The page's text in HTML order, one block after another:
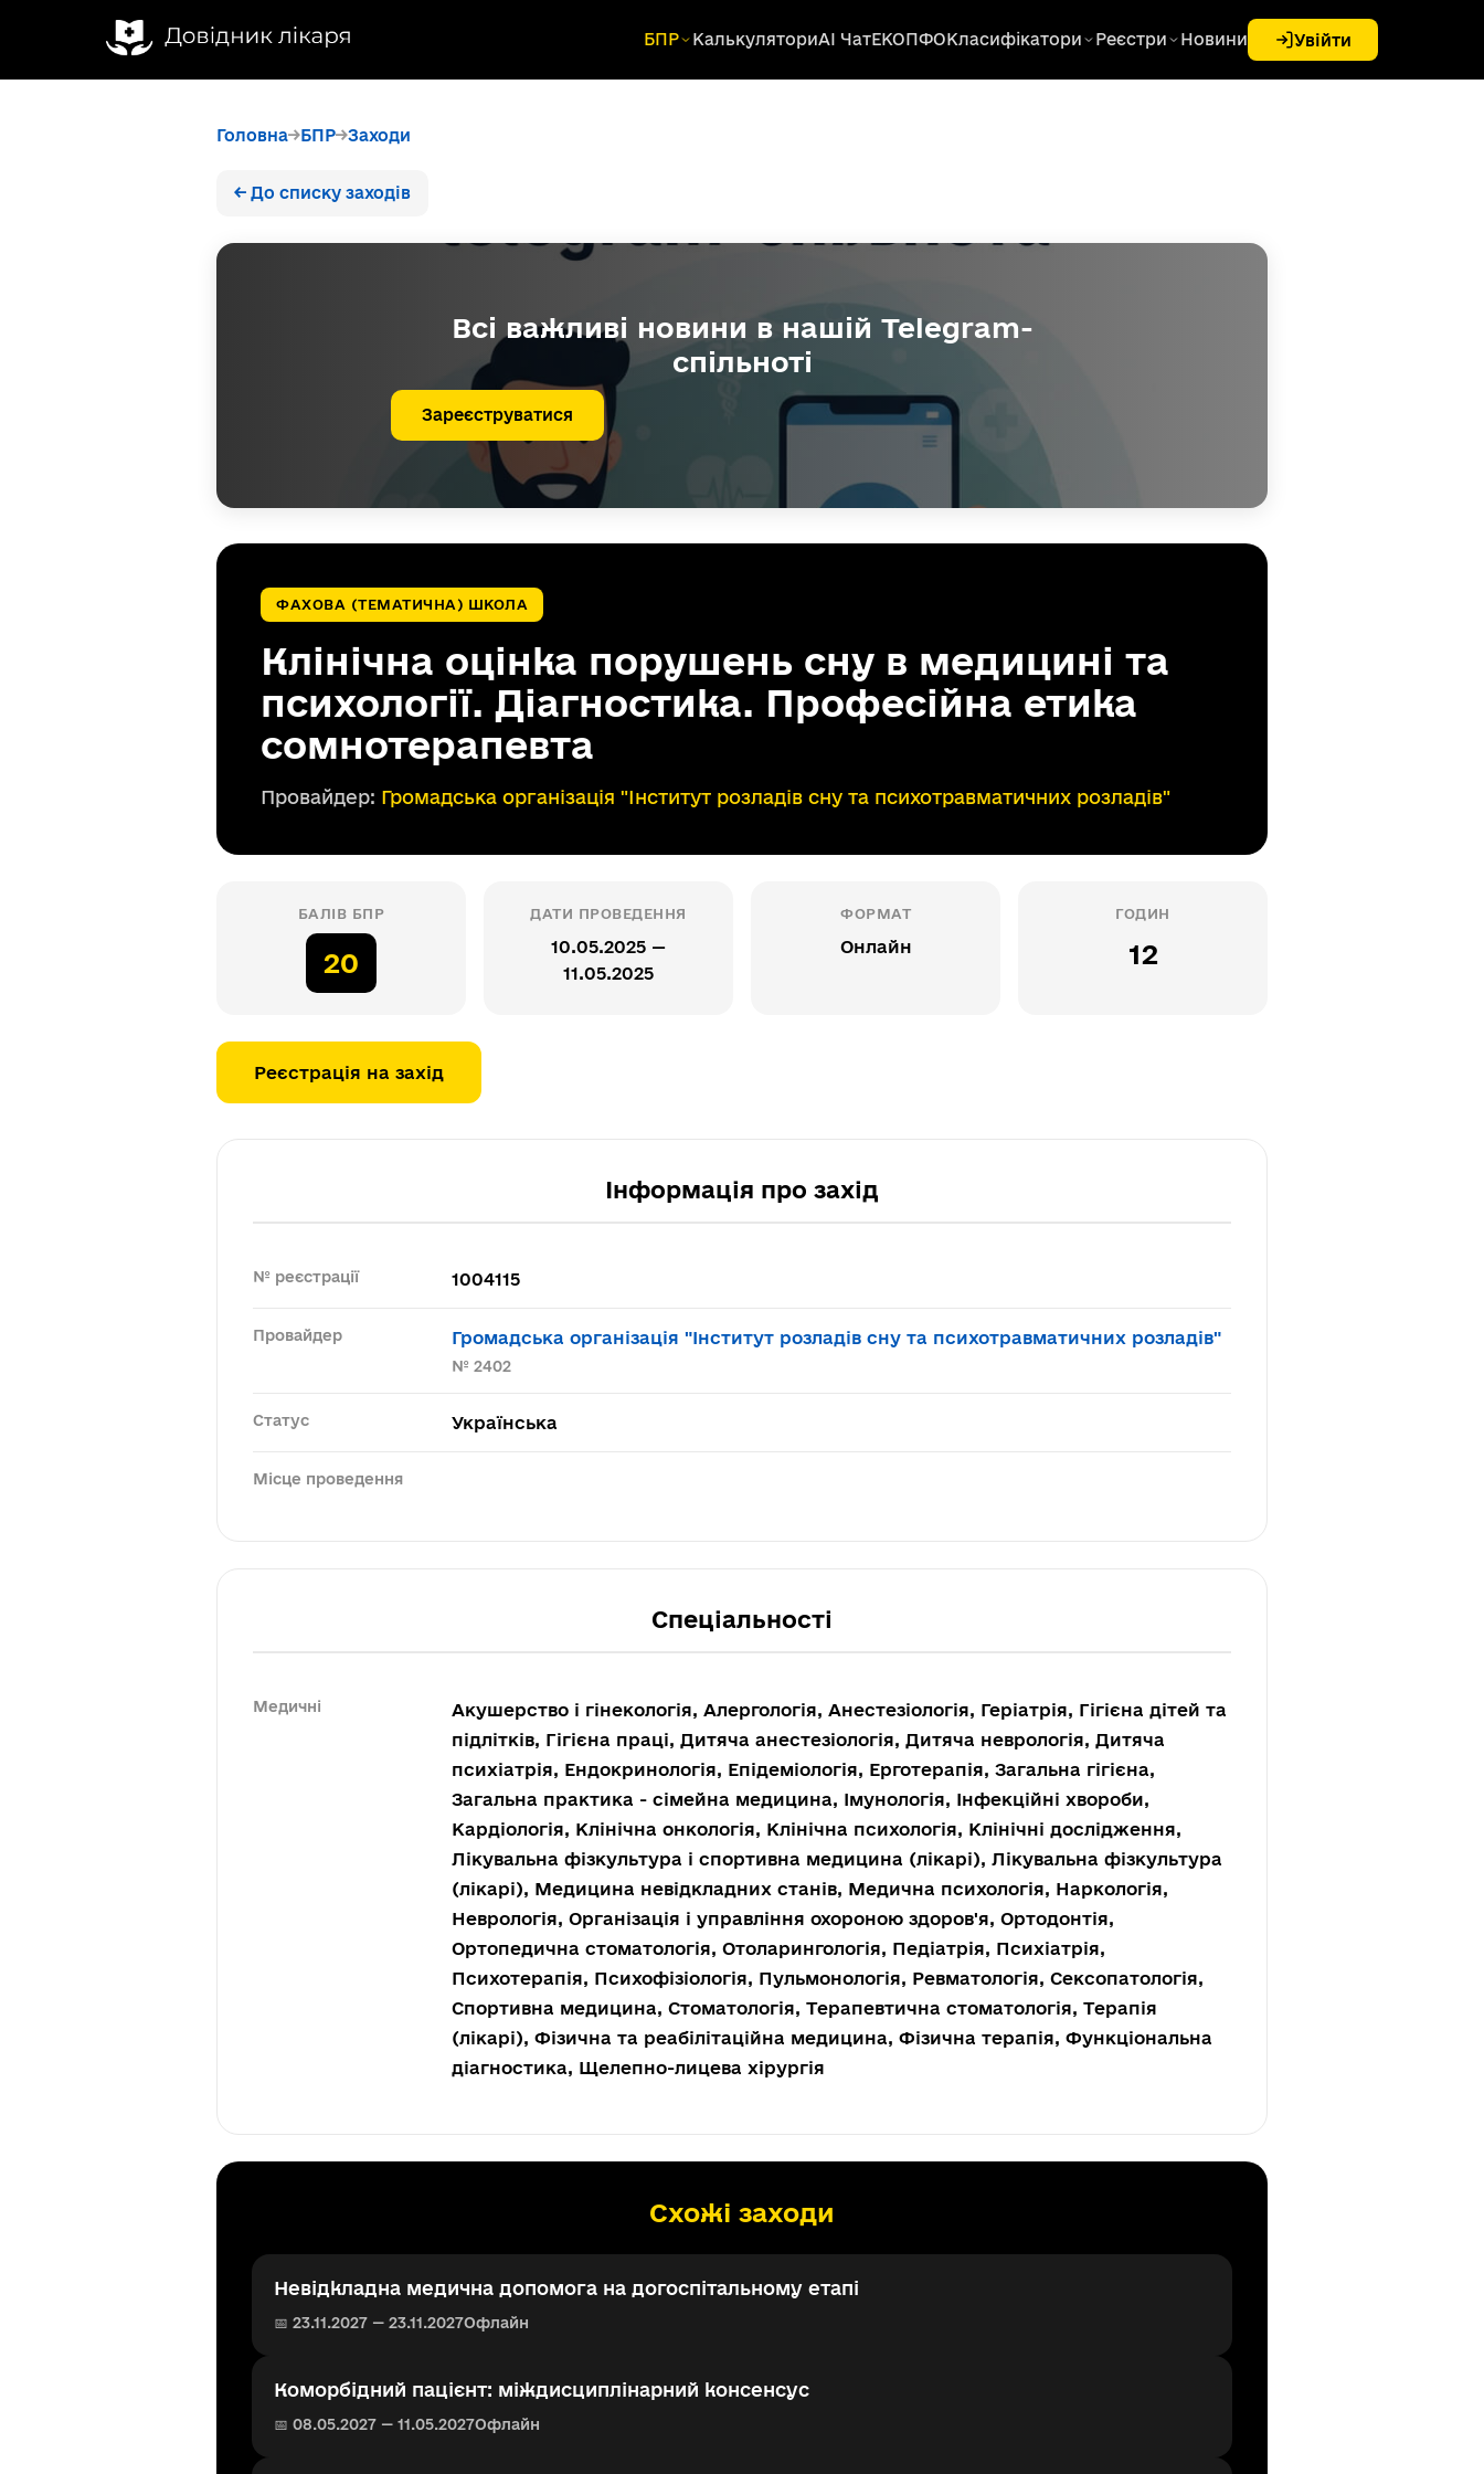
БПР КалькуляториAI ЧатЕКОПФОКласифікатори Реєстри Новини Увійти
Головна БПР Заходи
← До списку заходів
Всі важливі новини в нашій Telegram-
спільноті
Зареєструватися
ФАХОВА (ТЕМАТИЧНА) ШКОЛА
Клінічна оцінка порушень сну в медицині та
психології. Діагностика. Професійна етика
сомнотерапевта
Провайдер: Громадська організація "Інститут розладів сну та психотравматичних розладів"
БАЛІВ БПР
20
ДАТИ ПРОВЕДЕННЯ
10.05.2025 —
11.05.2025
ФОРМАТ
Онлайн
ГОДИН
12
Реєстрація на захід
Інформація про захід
№ реєстрації 1004115
Провайдер Громадська організація "Інститут розладів сну та психотравматичних розладів"
№ 2402
Статус Українська
Місце проведення
Спеціальності
Медичні
Акушерство і гінекологія, Алергологія, Анестезіологія, Геріатрія, Гігієна дітей та
підлітків, Гігієна праці, Дитяча анестезіологія, Дитяча неврологія, Дитяча
психіатрія, Ендокринологія, Епідеміологія, Ерготерапія, Загальна гігієна,
Загальна практика - сімейна медицина, Імунологія, Інфекційні хвороби,
Кардіологія, Клінічна онкологія, Клінічна психологія, Клінічні дослідження,
Лікувальна фізкультура і спортивна медицина (лікарі), Лікувальна фізкультура
(лікарі), Медицина невідкладних станів, Медична психологія, Наркологія,
Неврологія, Організація і управління охороною здоров'я, Ортодонтія,
Ортопедична стоматологія, Отоларингологія, Педіатрія, Психіатрія,
Психотерапія, Психофізіологія, Пульмонологія, Ревматологія, Сексопатологія,
Спортивна медицина, Стоматологія, Терапевтична стоматологія, Терапія
(лікарі), Фізична та реабілітаційна медицина, Фізична терапія, Функціональна
діагностика, Щелепно-лицева хірургія
Схожі заходи
Невідкладна медична допомога на догоспітальному етапі
📅 23.11.2027 — 23.11.2027Офлайн
Коморбідний пацієнт: міждисциплінарний консенсус
📅 08.05.2027 — 11.05.2027Офлайн